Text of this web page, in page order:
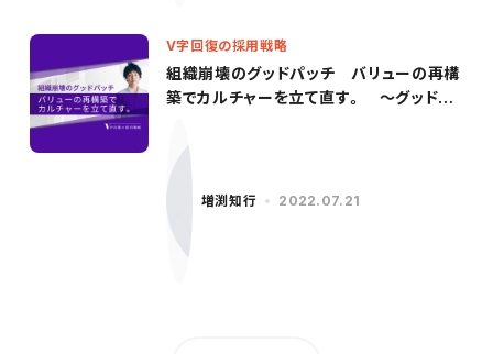
V字回復の採用戦略
組織崩壊のグッドパッチ バリューの再構
築でカルチャーを立て直す。 〜グッドパ
増渕知行 2022.07.21